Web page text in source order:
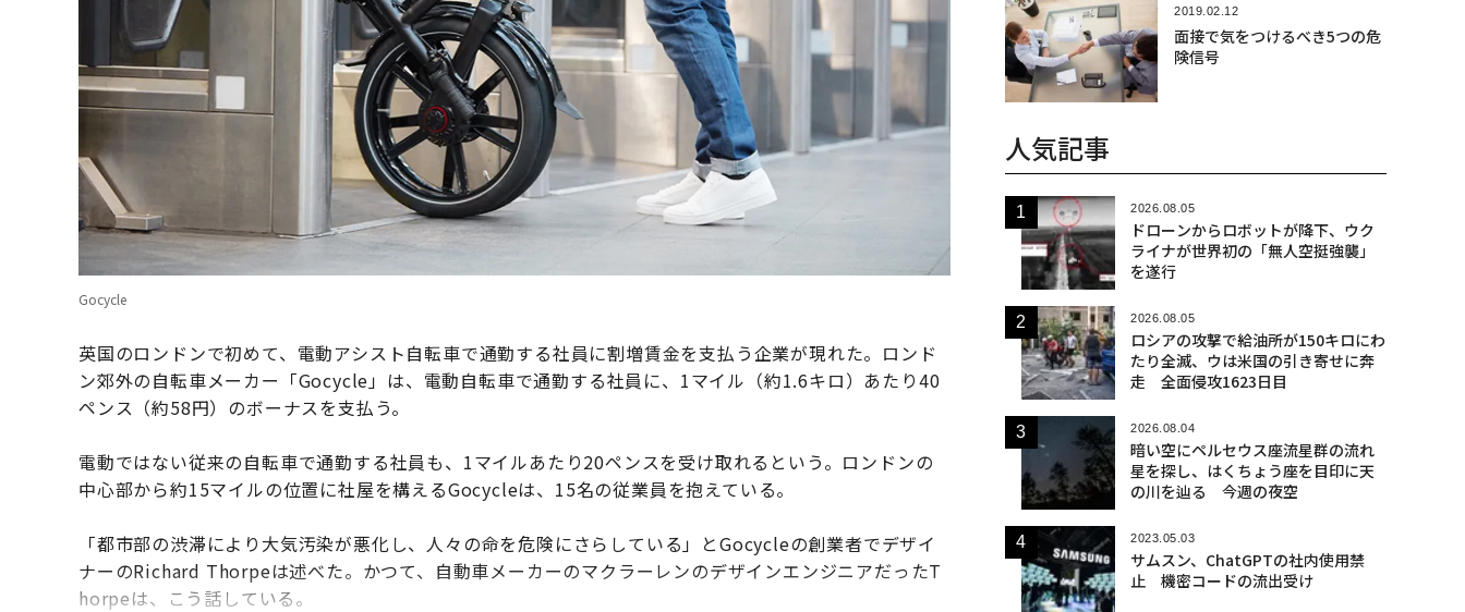
Gocycle
英国のロンドンで初めて、電動アシスト自転車で通勤する社員に割増賃金を支払う企業が現れた。ロンド
ン郊外の自転車メーカー「Gocycle」は、電動自転車で通勤する社員に、1マイル（約1.6キロ）あたり40
ペンス（約58円）のボーナスを支払う。
電動ではない従来の自転車で通勤する社員も、1マイルあたり20ペンスを受け取れるという。ロンドンの
中心部から約15マイルの位置に社屋を構えるGocycleは、15名の従業員を抱えている。
「都市部の渋滞により大気汚染が悪化し、人々の命を危険にさらしている」とGocycleの創業者でデザイ
ナーのRichard Thorpeは述べた。かつて、自動車メーカーのマクラーレンのデザインエンジニアだったT
horpeは、こう話している。
2019.02.12
面接で気をつけるべき5つの危
険信号
人気記事
2026.08.05
ドローンからロボットが降下、ウク
ライナが世界初の「無人空挺強襲」
を遂行
2026.08.05
ロシアの攻撃で給油所が150キロにわ
たり全滅、ウは米国の引き寄せに奔
走 全面侵攻1623日目
2026.08.04
暗い空にペルセウス座流星群の流れ
星を探し、はくちょう座を目印に天
の川を辿る 今週の夜空
2023.05.03
サムスン、ChatGPTの社内使用禁
止 機密コードの流出受け